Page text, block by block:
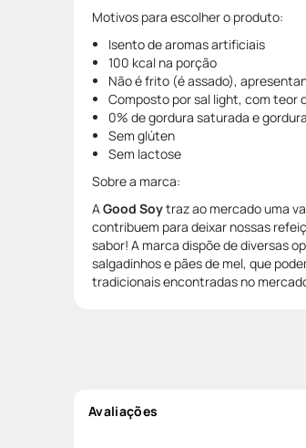
Motivos para escolher o produto:
Isento de aromas artificiais
100 kcal na porção
Não é frito (é assado),
Composto por sal light, com teor
0% de gordura saturada e
Sem glúten
Sem lactose
Sobre a marca:
AGood Soytraz ao mercado uma
contribuem para deixar nossas
sabor! A marca dispõe de diversas
salgadinhos e pães de mel, que
tradicionais encontradas no
Avaliações